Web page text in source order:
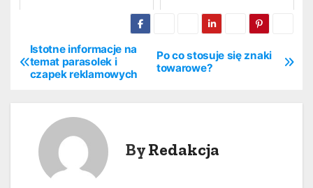
N
a
Po co stosuje się znaki
towarowe?
Istotne informacje na
temat parasolek i
czapek reklamowych
ByRedakcja